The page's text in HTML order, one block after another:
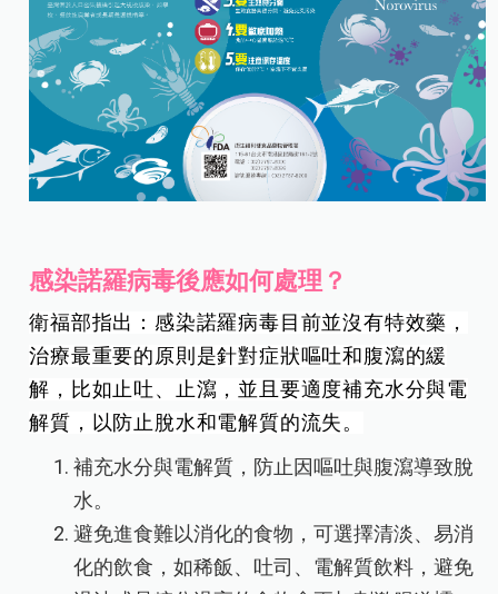
感染諾羅病毒後應如何處理？
衛福部指出：感染諾羅病毒目前並沒有特效藥，
治療最重要的原則是針對症狀嘔吐和腹瀉的緩
解，比如止吐、止瀉，並且要適度補充水分與電
解質，以防止脫水和電解質的流失。
補充水分與電解質，防止因嘔吐與腹瀉導致脫
水。
避免進食難以消化的食物，可選擇清淡、易消
化的飲食，如稀飯、吐司、電解質飲料，避免